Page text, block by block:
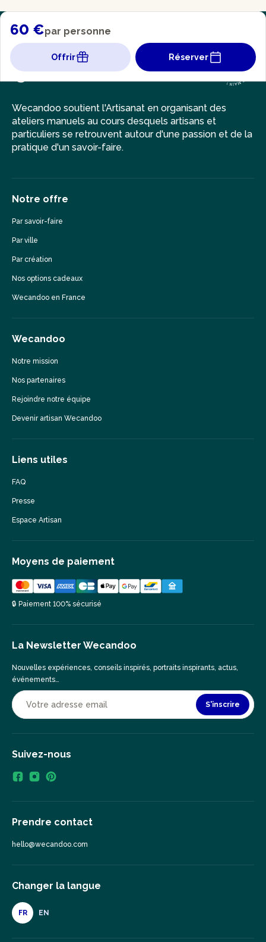
60 €par personne
Offrir Réserver
Wecandoo soutient l'Artisanat en organisant des
ateliers manuels au cours desquels artisans et
particuliers se retrouvent autour d'une passion et de la
pratique d'un savoir-faire.
Notre offre
Par savoir-faire
Par ville
Par création
Nos options cadeaux
Wecandoo en France
Wecandoo
Notre mission
Nos partenaires
Rejoindre notre équipe
Devenir artisan Wecandoo
Liens utiles
FAQ
Presse
Espace Artisan
Moyens de paiement
🔒 Paiement 100% sécurisé
La Newsletter Wecandoo
Nouvelles expériences, conseils inspirés, portraits inspirants, actus,
événements…
S'inscrire
Suivez-nous
Prendre contact
hello@wecandoo.com
Changer la langue
FR EN